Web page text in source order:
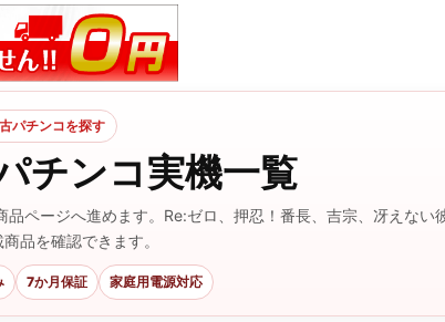
パチンコを探す
チンコ実機一覧
ページへ進めます。Re:ゼロ、押忍！番長、吉宗、冴えない
品を確認できます。
7か月保証 家庭用電源対応